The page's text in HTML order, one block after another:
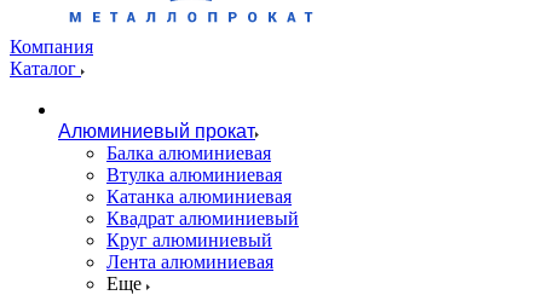
Компания
Каталог
Алюминиевый прокат
Балка алюминиевая
Втулка алюминиевая
Катанка алюминиевая
Квадрат алюминиевый
Круг алюминиевый
Лента алюминиевая
Еще